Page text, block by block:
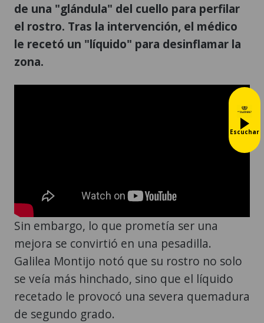
de una "glándula" del cuello para perfilar
el rostro. Tras la intervención, el médico
le recetó un "líquido" para desinflamar la
zona.
Sin embargo, lo que prometía ser una
mejora se convirtió en una pesadilla.
Galilea Montijo notó que su rostro no solo
se veía más hinchado, sino que el líquido
recetado le provocó una severa quemadura
de segundo grado.
Escuchar